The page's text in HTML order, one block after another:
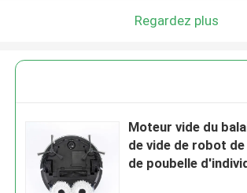
Regardez plus
Moteur vide du
de vide de robot
de poubelle